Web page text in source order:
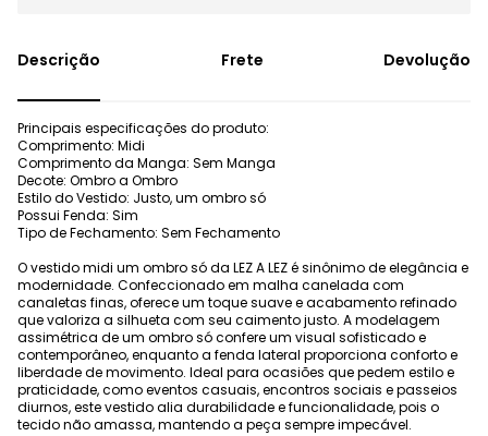
Frete Devolução
Principais especificações do produto:
Comprimento: Midi
Comprimento da Manga: Sem Manga
Decote: Ombro a Ombro
Estilo do Vestido: Justo, um ombro só
Possui Fenda: Sim
Tipo de Fechamento: Sem Fechamento
O vestido midi um ombro só da LEZ A LEZ é sinônimo de elegância e
modernidade. Confeccionado em malha canelada com
canaletas finas, oferece um toque suave e acabamento refinado
que valoriza a silhueta com seu caimento justo. A modelagem
assimétrica de um ombro só confere um visual sofisticado e
contemporâneo, enquanto a fenda lateral proporciona conforto e
liberdade de movimento. Ideal para ocasiões que pedem estilo e
praticidade, como eventos casuais, encontros sociais e passeios
diurnos, este vestido alia durabilidade e funcionalidade, pois o
tecido não amassa, mantendo a peça sempre impecável.